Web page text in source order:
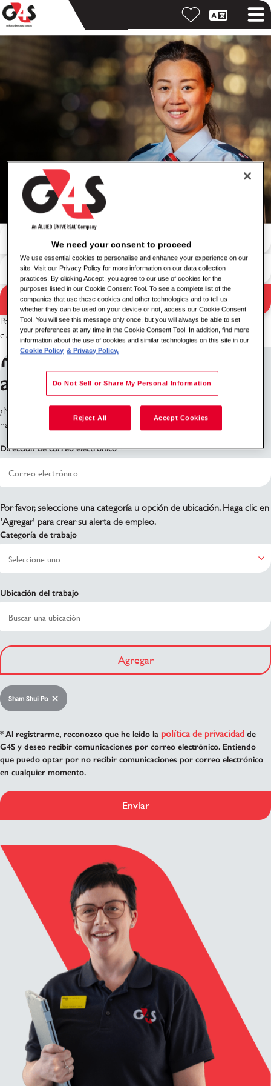
Resultados de búsqueda
Buscar por palabra clave
Buscar por ubicación
Buscar
Por favor, intenta con una combinación diferente de palabra
clave/ubicación o amplía tus criterios de búsqueda.
Regístrate para recibir
alertas de trabajo
¿No ves lo que estás buscando? Regístrate y te notificaremos cuando
haya roles disponibles.
Dirección de correo electrónico
Por favor, seleccione una categoría u opción de ubicación. Haga clic en
'Agregar' para crear su alerta de empleo.
Categoría de trabajo
Ubicación del trabajo
Agregar
Sham Shui Po
* Al registrarme, reconozco que he leído la política de privacidad de
G4S y deseo recibir comunicaciones por correo electrónico. Entiendo
que puedo optar por no recibir comunicaciones por correo electrónico
en cualquier momento.
Enviar
We need your consent to proceed
We use essential cookies to personalise and enhance your experience on our
site. Visit our Privacy Policy for more information on our data collection
practices. By clicking Accept, you agree to our use of cookies for the
purposes listed in our Cookie Consent Tool. To see a complete list of the
companies that use these cookies and other technologies and to tell us
whether they can be used on your device or not, access our Cookie Consent
Tool. You will see this message only once, but you will always be able to set
your preferences at any time in the Cookie Consent Tool. In addition, find more
information about the use of cookies and similar technologies on this site in our
Cookie Policy & Privacy Policy.
Do Not Sell or Share My Personal Information
Reject All Accept Cookies